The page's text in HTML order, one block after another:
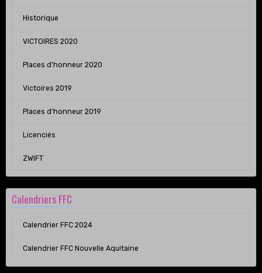
Historique
VICTOIRES 2020
Places d'honneur 2020
Victoires 2019
Places d'honneur 2019
Licenciés
ZWIFT
Calendriers FFC
Calendrier FFC 2024
Calendrier FFC Nouvelle Aquitaine